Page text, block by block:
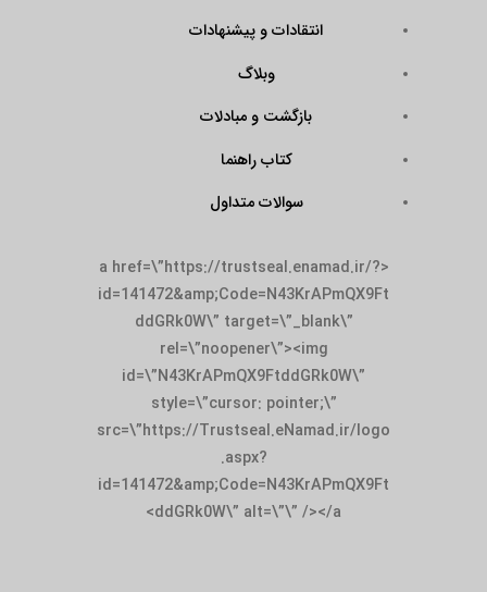
انتقادات و پیشنهادات
وبلاگ
بازگشت و مبادلات
کتاب راهنما
سوالات متداول
<a href=\”https://trustseal.enamad.ir/?
id=141472&amp;Code=N43KrAPmQX9Ft
ddGRk0W\” target=\”_blank\”
rel=\”noopener\”><img
id=\”N43KrAPmQX9FtddGRk0W\”
style=\”cursor: pointer;\”
src=\”https://Trustseal.eNamad.ir/logo
.aspx?
id=141472&amp;Code=N43KrAPmQX9Ft
ddGRk0W\” alt=\”\” /></a>